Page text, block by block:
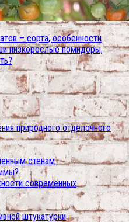
– сорта, особенности
низкорослые помидоры,
природного отделочного
стенам
современных
штукатурки